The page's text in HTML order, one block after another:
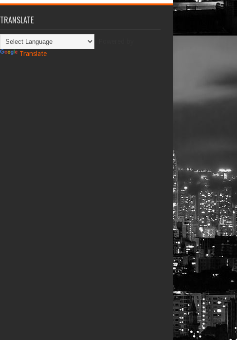
TRANSLATE
Translate